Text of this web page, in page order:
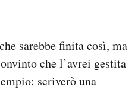
sarebbe finita così, ma
che l’avrei gestita
scriverò una